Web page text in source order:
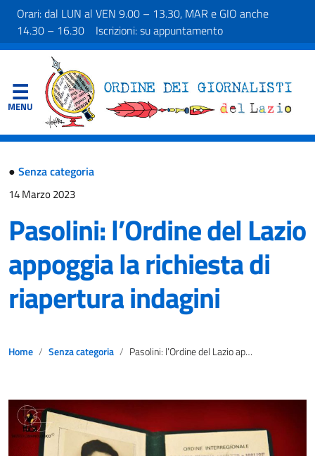
Orari: dal LUN al VEN 9.00 – 13.30, MAR e GIO anche
14.30 – 16.30 Iscrizioni: su appuntamento
● Senza categoria
14 Marzo 2023
Pasolini: l’Ordine del Lazio
appoggia la richiesta di
riapertura indagini
Home Senza categoria Pasolini: l’Ordine del Lazio appoggia la richiesta di riapertura indagini